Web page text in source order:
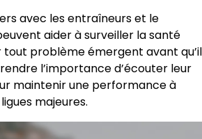
avec les entraîneurs et le
aider à surveiller la santé
problème émergent avant qu’il
l’importance d’écouter leur
maintenir une performance à
majeures.